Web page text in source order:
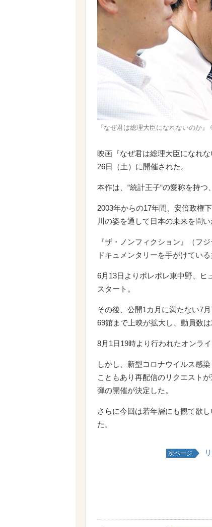
『なぜ君は総理大臣になれないのか
映画『なぜ君は総理大臣になれ
26日（土）に開催された。
本作は、“統計王子“の愛称を持
2003年からの17年間、安倍政権
川の姿を通して日本の未来を問い
『ザ・ノンフィクション』（フ
ドキュメンタリーを手がけてい
6月13日よりポレポレ東中野、ヒ
スタート。
その後、公開1カ月に満たない7
69館まで上映が拡大し、動員数
8月1日19時より行われたオンラ
しかし、新型コロナウイルス感
こともあり再配信のリクエスト
弾の開催が決定した。
さらに今回は若年層にも観て欲
た。
次ページ